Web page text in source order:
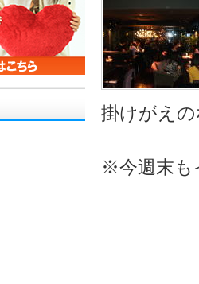
掛けがえ
※今週末も